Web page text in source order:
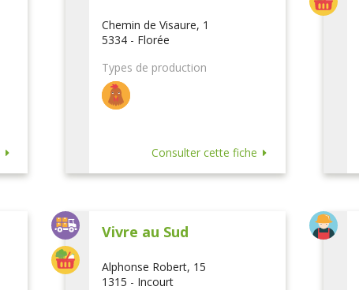
Chemin de Visaure, 1
5334 - Florée
Types de production
Consulter cette fiche
Vivre au Sud
Alphonse Robert, 15
1315 - Incourt